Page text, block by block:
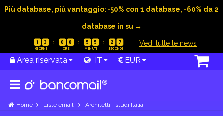
Più database, più vantaggio: -50% con 1 database, -60% da 2
database in su →
1 3 0 8 5 5 2 6 Vedi tutte le news
Area riservata IT EUR
Home Liste email Architetti - studi Italia